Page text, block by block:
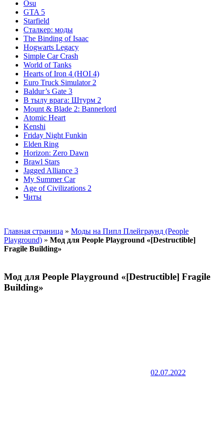
Osu
GTA 5
Starfield
Сталкер: моды
The Binding of Isaac
Hogwarts Legacy
Simple Car Crash
World of Tanks
Hearts of Iron 4 (HOI 4)
Euro Truck Simulator 2
Baldur’s Gate 3
В тылу врага: Штурм 2
Mount & Blade 2: Bannerlord
Atomic Heart
Kenshi
Friday Night Funkin
Elden Ring
Horizon: Zero Dawn
Brawl Stars
Jagged Alliance 3
My Summer Car
Age of Civilizations 2
Читы
Главная страница » Моды на Пипл Плейграунд (People
Playground) » Мод для People Playground «[Destructible]
Fragile Building»
Мод для People Playground «[Destructible] Fragile
Building»
02.07.2022